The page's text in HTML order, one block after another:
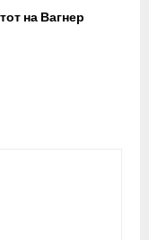
на Вагнер